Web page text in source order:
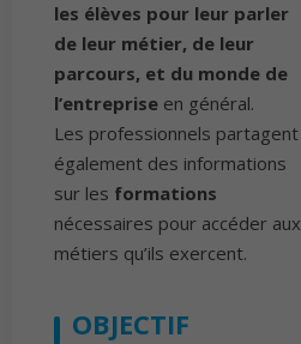
les élèves pour leur parler
de leur métier, de leur
parcours, et du monde de
l’entreprise en général.
Les professionnels partagent
également des informations
sur les formations
nécessaires pour accéder aux
métiers qu’ils exercent.
OBJECTIF